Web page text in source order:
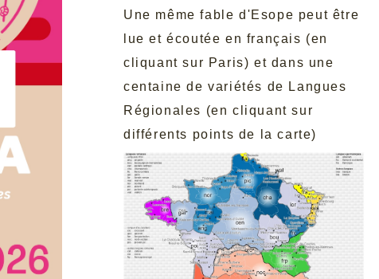
Une même fable d'Esope peut être
lue et écoutée en français (en
cliquant sur Paris) et dans une
centaine de variétés de Langues
Régionales (en cliquant sur
différents points de la carte)